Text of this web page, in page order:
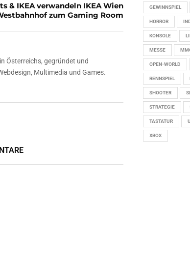
& IKEA verwandeln IKEA Wien
zum Gaming Room
Österreichs, gegründet und
Multimedia und Games.
GEWINNSPIEL
HORROR
KONSOLE
MESSE
OPEN-WORLD
RENNSPIEL
SHOOTER
STRATEGIE
TASTATUR
XBOX